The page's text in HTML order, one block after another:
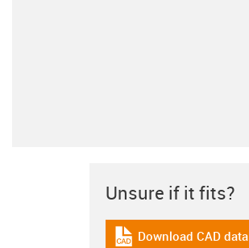
Unsure if it fits?
igus-icon-cad-dateien
Download CAD data